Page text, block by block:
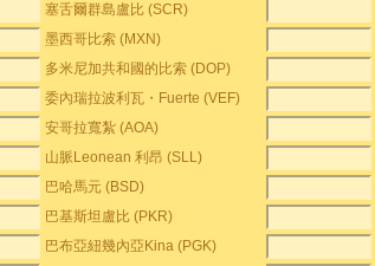
塞舌爾群島盧比 (SCR)
墨西哥比索 (MXN)
多米尼加共和國的比索 (DOP)
委內瑞拉波利瓦・Fuerte (VEF)
安哥拉寬紮 (AOA)
山脈Leonean 利昂 (SLL)
巴哈馬元 (BSD)
巴基斯坦盧比 (PKR)
巴布亞紐幾內亞Kina (PGK)